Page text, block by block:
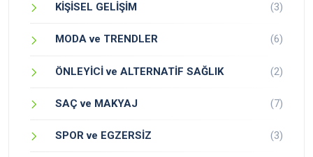
KİŞİSEL GELİŞİM (3)
MODA ve TRENDLER (6)
ÖNLEYİCİ ve ALTERNATİF SAĞLIK (2)
SAÇ ve MAKYAJ (7)
SPOR ve EGZERSİZ (3)